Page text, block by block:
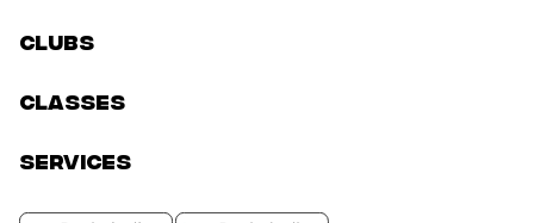
Clubs
classes
services